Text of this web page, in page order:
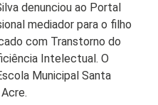
denunciou ao Portal
mediador para o filho
com Transtorno do
Intelectual. O
Municipal Santa